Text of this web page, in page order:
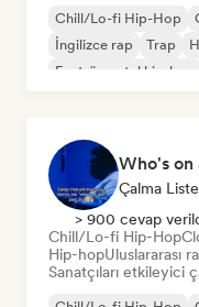
Chill/Lo-fi Hip-Hop
İngilizce rap
Trap
Enstrümantal hip-hop
Who's on
Çalma
> 900 cevap
Chill/Lo-fi Hip-Hop
Hip-hopUluslararası
Sanatçıları etkileyici